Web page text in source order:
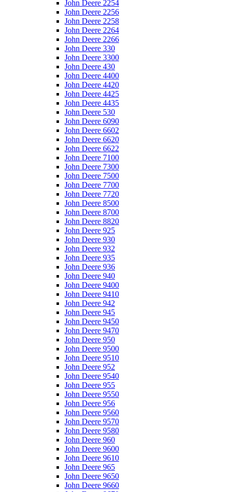
John Deere 2254
John Deere 2256
John Deere 2258
John Deere 2264
John Deere 2266
John Deere 330
John Deere 3300
John Deere 430
John Deere 4400
John Deere 4420
John Deere 4425
John Deere 4435
John Deere 530
John Deere 6090
John Deere 6602
John Deere 6620
John Deere 6622
John Deere 7100
John Deere 7300
John Deere 7500
John Deere 7700
John Deere 7720
John Deere 8500
John Deere 8700
John Deere 8820
John Deere 925
John Deere 930
John Deere 932
John Deere 935
John Deere 936
John Deere 940
John Deere 9400
John Deere 9410
John Deere 942
John Deere 945
John Deere 9450
John Deere 9470
John Deere 950
John Deere 9500
John Deere 9510
John Deere 952
John Deere 9540
John Deere 955
John Deere 9550
John Deere 956
John Deere 9560
John Deere 9570
John Deere 9580
John Deere 960
John Deere 9600
John Deere 9610
John Deere 965
John Deere 9650
John Deere 9660